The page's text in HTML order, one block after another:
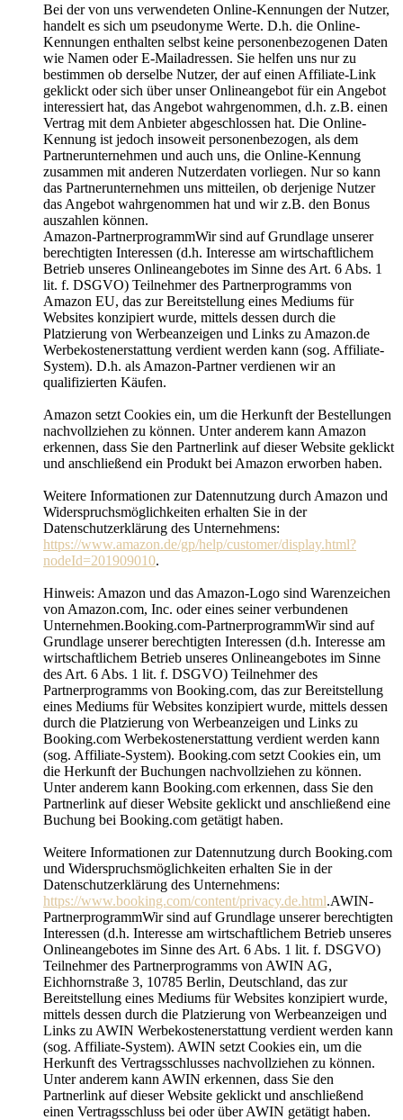
Bei der von uns verwendeten Online-Kennungen der Nutzer,
handelt es sich um pseudonyme Werte. D.h. die Online-
Kennungen enthalten selbst keine personenbezogenen Daten
wie Namen oder E-Mailadressen. Sie helfen uns nur zu
bestimmen ob derselbe Nutzer, der auf einen Affiliate-Link
geklickt oder sich über unser Onlineangebot für ein Angebot
interessiert hat, das Angebot wahrgenommen, d.h. z.B. einen
Vertrag mit dem Anbieter abgeschlossen hat. Die Online-
Kennung ist jedoch insoweit personenbezogen, als dem
Partnerunternehmen und auch uns, die Online-Kennung
zusammen mit anderen Nutzerdaten vorliegen. Nur so kann
das Partnerunternehmen uns mitteilen, ob derjenige Nutzer
das Angebot wahrgenommen hat und wir z.B. den Bonus
auszahlen können.
Amazon-PartnerprogrammWir sind auf Grundlage unserer
berechtigten Interessen (d.h. Interesse am wirtschaftlichem
Betrieb unseres Onlineangebotes im Sinne des Art. 6 Abs. 1
lit. f. DSGVO) Teilnehmer des Partnerprogramms von
Amazon EU, das zur Bereitstellung eines Mediums für
Websites konzipiert wurde, mittels dessen durch die
Platzierung von Werbeanzeigen und Links zu Amazon.de
Werbekostenerstattung verdient werden kann (sog. Affiliate-
System). D.h. als Amazon-Partner verdienen wir an
qualifizierten Käufen.
Amazon setzt Cookies ein, um die Herkunft der Bestellungen
nachvollziehen zu können. Unter anderem kann Amazon
erkennen, dass Sie den Partnerlink auf dieser Website geklickt
und anschließend ein Produkt bei Amazon erworben haben.
Weitere Informationen zur Datennutzung durch Amazon und
Widerspruchsmöglichkeiten erhalten Sie in der
Datenschutzerklärung des Unternehmens:
https://www.amazon.de/gp/help/customer/display.html?
nodeId=201909010.
Hinweis: Amazon und das Amazon-Logo sind Warenzeichen
von Amazon.com, Inc. oder eines seiner verbundenen
Unternehmen.Booking.com-PartnerprogrammWir sind auf
Grundlage unserer berechtigten Interessen (d.h. Interesse am
wirtschaftlichem Betrieb unseres Onlineangebotes im Sinne
des Art. 6 Abs. 1 lit. f. DSGVO) Teilnehmer des
Partnerprogramms von Booking.com, das zur Bereitstellung
eines Mediums für Websites konzipiert wurde, mittels dessen
durch die Platzierung von Werbeanzeigen und Links zu
Booking.com Werbekostenerstattung verdient werden kann
(sog. Affiliate-System). Booking.com setzt Cookies ein, um
die Herkunft der Buchungen nachvollziehen zu können.
Unter anderem kann Booking.com erkennen, dass Sie den
Partnerlink auf dieser Website geklickt und anschließend eine
Buchung bei Booking.com getätigt haben.
Weitere Informationen zur Datennutzung durch Booking.com
und Widerspruchsmöglichkeiten erhalten Sie in der
Datenschutzerklärung des Unternehmens:
https://www.booking.com/content/privacy.de.html.AWIN-
PartnerprogrammWir sind auf Grundlage unserer berechtigten
Interessen (d.h. Interesse am wirtschaftlichem Betrieb unseres
Onlineangebotes im Sinne des Art. 6 Abs. 1 lit. f. DSGVO)
Teilnehmer des Partnerprogramms von AWIN AG,
Eichhornstraße 3, 10785 Berlin, Deutschland, das zur
Bereitstellung eines Mediums für Websites konzipiert wurde,
mittels dessen durch die Platzierung von Werbeanzeigen und
Links zu AWIN Werbekostenerstattung verdient werden kann
(sog. Affiliate-System). AWIN setzt Cookies ein, um die
Herkunft des Vertragsschlusses nachvollziehen zu können.
Unter anderem kann AWIN erkennen, dass Sie den
Partnerlink auf dieser Website geklickt und anschließend
einen Vertragsschluss bei oder über AWIN getätigt haben.